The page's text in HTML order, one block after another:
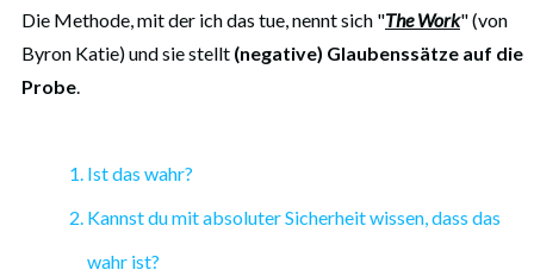
Die Methode, mit der ich das tue, nennt sich "The Work" (von
Byron Katie) und sie stellt (negative) Glaubenssätze auf die
Probe.
Ist das wahr?
Kannst du mit absoluter Sicherheit wissen, dass das
wahr ist?